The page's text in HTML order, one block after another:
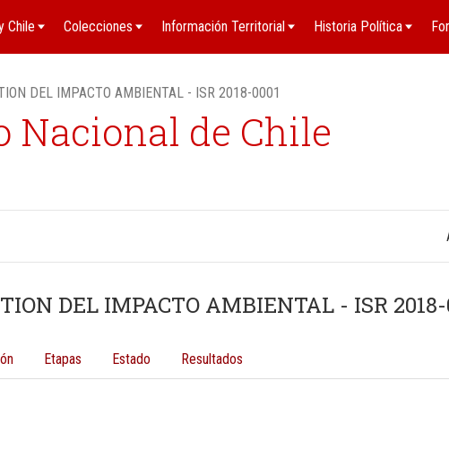
Chile Colecciones Información Territorial Historia Política
DEL IMPACTO AMBIENTAL - ISR 2018-0001
Nacional de Chile
DEL IMPACTO AMBIENTAL - ISR 2018-
Etapas Estado Resultados